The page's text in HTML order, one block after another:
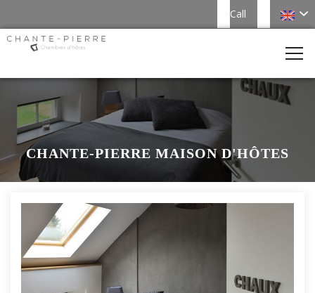
Call
CHANTE-PIERRE MAISON D'HÔTES